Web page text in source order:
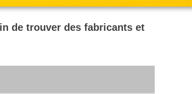
de trouver des fabricants et